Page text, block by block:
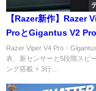
【Razer新作】Razer
ProとGigantus V2
詳細まとめ
Razer Viper V4 Pro・
表、新センサーと5段階スピ
ング搭載 ⚡ 3行...